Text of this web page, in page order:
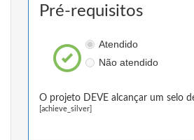
Pré-requisitos
Atendido
Não atendido
O projeto DEVE alcançar um selo
[achieve_silver]